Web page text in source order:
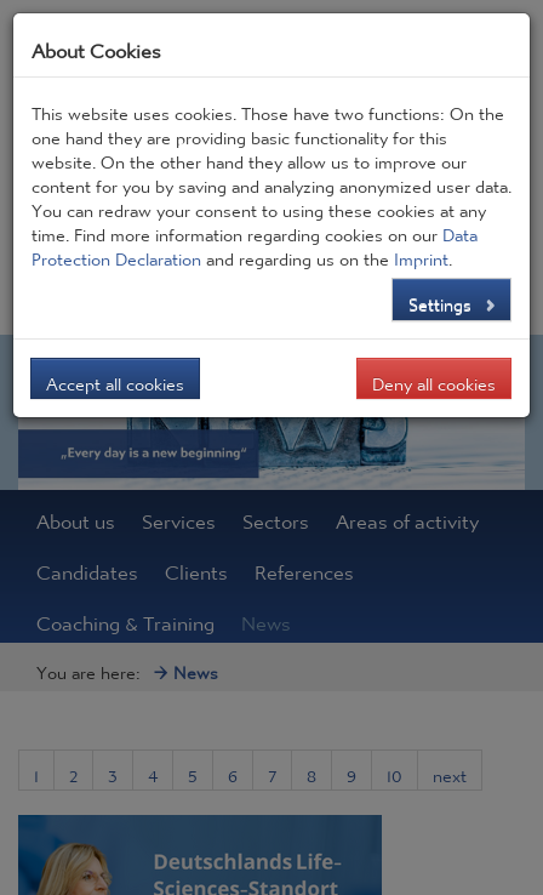
Frontpage JOBS Contact CONSIGEN BLOG
DE EN
About us Services Sectors
Areas of activity
Candidates
Clients
References
Coaching & Training
News
You are here: News
1 2 3 4 5 6 7 8 9 10 next
About Cookies
This website uses cookies. Those have two functions: On the
one hand they are providing basic functionality for this
website. On the other hand they allow us to improve our
content for you by saving and analyzing anonymized user data.
You can redraw your consent to using these cookies at any
time. Find more information regarding cookies on ourData
Protection Declarationand regarding us on theImprint.
Settings
Deny all cookies
Accept all cookies